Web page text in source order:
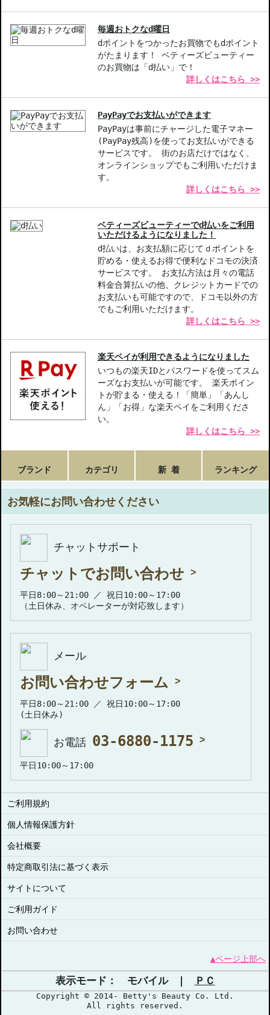
可）、首すじ、耳たぶになじませ、10～15分位放置した後に湿らせ
たコットンやホットタオル等で拭き取ります。
特徴1-フェイシャルトナー-肌をイキイキとした健康的な印象へ導
く化粧水。
特徴2-クレンズクリーム-新発想の押して離す洗顔法で、優しく汚
れをオフ。
特徴3-リバイタライジングマスク-集中ケアで肌再生機能を高め、
明るくなめらかな仕上がりに。
【こんな方へおすすめ】
オーガニック化粧品にこだわりを持つ方
商品番号：
毎週おトクなd曜日
dポイントをつかったお買物でもdポイント
がたまります！ ベティーズビューティー
のお買物は「d払い」で！
詳しくはこちら >>
PayPayでお支払いができます
PayPayは事前にチャージした電子マネー
(PayPay残高)を使ってお支払いができる
サービスです。 街のお店だけではなく、
オンラインショップでもご利用いただけま
す。
詳しくはこちら >>
ベティーズビューティーでd払いをご利用
いただけるようになりました！
d払いは、お支払額に応じてｄポイントを
貯める・使えるお得で便利なドコモの決済
サービスです。 お支払方法は月々の電話
料金合算払いの他、クレジットカードでの
お支払いも可能ですので、ドコモ以外の方
でもご利用いただけます。
詳しくはこちら >>
楽天ペイが利用できるようになりました
いつもの楽天IDとパスワードを使ってスム
ーズなお支払いが可能です。 楽天ポイン
トが貯まる・使える！「簡単」「あんし
ん」「お得」な楽天ペイをご利用くださ
い。
詳しくはこちら >>
ブランド カテゴリ 新 着 ランキング
お気軽にお問い合わせください
チャットサポート
チャットでお問い合わせ
平日8:00～21:00 ／ 祝日10:00～17:00
（土日休み、オペレーターが対応致します）
メール
お問い合わせフォーム
平日8:00～21:00 ／ 祝日10:00～17:00
(土日休み)
お電話 03-6880-1175
平日10:00～17:00
ご利用規約
個人情報保護方針
会社概要
特定商取引法に基づく表示
サイトについて
ご利用ガイド
お問い合わせ
▲ページ上部へ
表示モード： モバイル | ＰＣ
Copyright © 2014- Betty's Beauty Co. Ltd.
All rights reserved.